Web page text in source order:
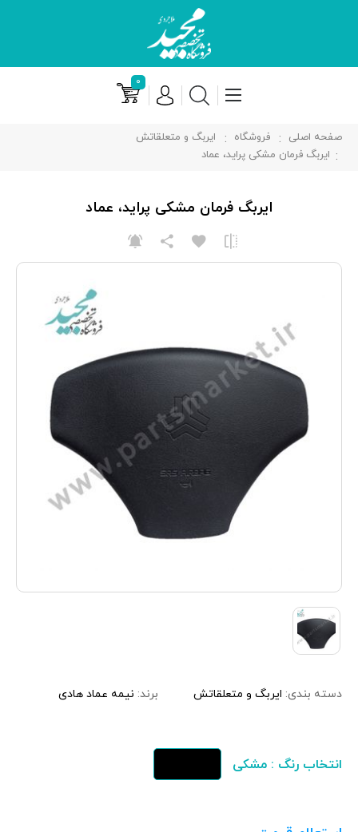
۰
صفحه اصلی فروشگاه
ایربگ و متعلقاتش
ایربگ فرمان مشکی پراید، عماد
دسته بندی: ایربگ و متعلقاتش برند: نیمه عماد هادی
انتخاب رنگ : مشکی
ایربگ فرمان مشکی پراید، عماد